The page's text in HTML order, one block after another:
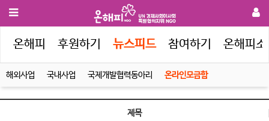
온해피 후원하기 뉴스피드 참여하기 온해피
해외사업 국내사업 국제개발협력동아리 온라인모금함
제목